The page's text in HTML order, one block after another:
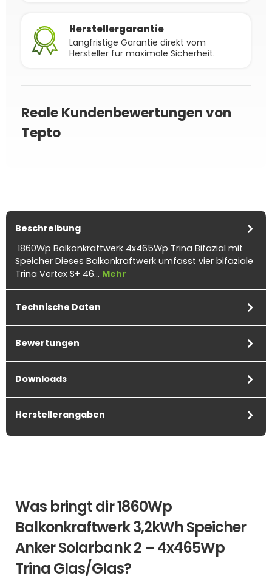
Herstellergarantie
Langfristige Garantie direkt vom
Hersteller für maximale Sicherheit.
Reale Kundenbewertungen von
Tepto
Beschreibung
1860Wp Balkonkraftwerk 4x465Wp Trina Bifazial mit
Speicher Dieses Balkonkraftwerk umfasst vier bifaziale
Trina Vertex S+ 46… Mehr
Technische Daten
Bewertungen
Downloads
Herstellerangaben
Was bringt dir 1860Wp
Balkonkraftwerk 3,2kWh Speicher
Anker Solarbank 2 – 4x465Wp
Trina Glas/Glas?